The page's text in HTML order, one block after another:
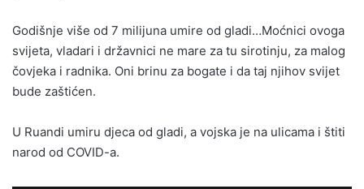
Godišnje više od 7 milijuna umire od gladi…Moćnici ovoga
svijeta, vladari i državnici ne mare za tu sirotinju, za malog
čovjeka i radnika. Oni brinu za bogate i da taj njihov svijet
bude zaštićen.
U Ruandi umiru djeca od gladi, a vojska je na ulicama i štiti
narod od COVID-a.